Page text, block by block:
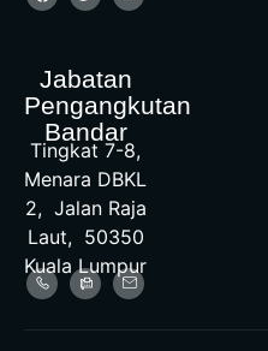
Jabatan
Pengangkutan
Bandar
Tingkat 7-8,
Menara DBKL
2, Jalan Raja
Laut, 50350
Kuala Lumpur